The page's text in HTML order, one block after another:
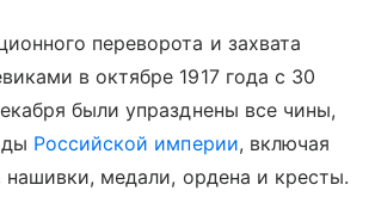
переворота и захвата
в октябре 1917 года с 30
были упразднены все чины,
Российской империи, включая
нашивки, медали, ордена и кресты.